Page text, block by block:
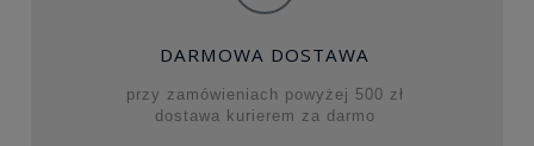
DARMOWA DOSTAWA
przy zamówieniach powyżej 500 zł
dostawa kurierem za darmo